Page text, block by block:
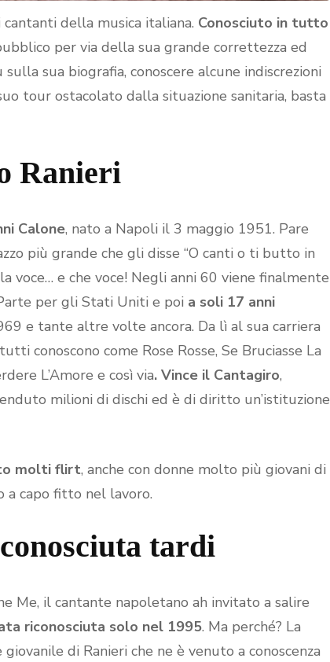
della musica italiana. Conosciuto in tutto
per via della sua grande correttezza ed
sua biografia, conoscere alcune indiscrezioni
tour ostacolato dalla situazione sanitaria, basta
Ranieri
Calone, nato a Napoli il 3 maggio 1951. Pare
più grande che gli disse “O canti o ti butto in
voce… e che voce! Negli anni 60 viene finalmente
per gli Stati Uniti e poi a soli 17 anni
e tante altre volte ancora. Da lì al sua carriera
conoscono come Rose Rosse, Se Bruciasse La
L’Amore e così via. Vince il Cantagiro,
milioni di dischi ed è di diritto un’istituzione
molti flirt, anche con donne molto più giovani di
a capo fitto nel lavoro.
tardi
Me, il cantante napoletano ah invitato a salire
riconosciuta solo nel 1995. Ma perché? La
di Ranieri che ne è venuto a conoscenza